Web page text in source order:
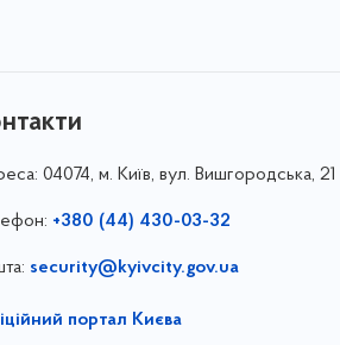
04074, м. Київ, вул. Вишгородська, 21
+380 (44) 430-03-32
security@kyivcity.gov.ua
портал Києва